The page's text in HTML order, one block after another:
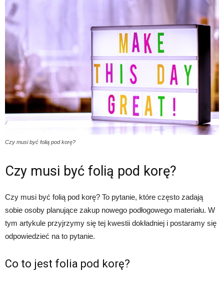
Czy musi być folią pod korę?
Czy musi być folią pod korę?
Czy musi być folią pod korę? To pytanie, które często zadają
sobie osoby planujące zakup nowego podłogowego materiału. W
tym artykule przyjrzymy się tej kwestii dokładniej i postaramy się
odpowiedzieć na to pytanie.
Co to jest folia pod korę?